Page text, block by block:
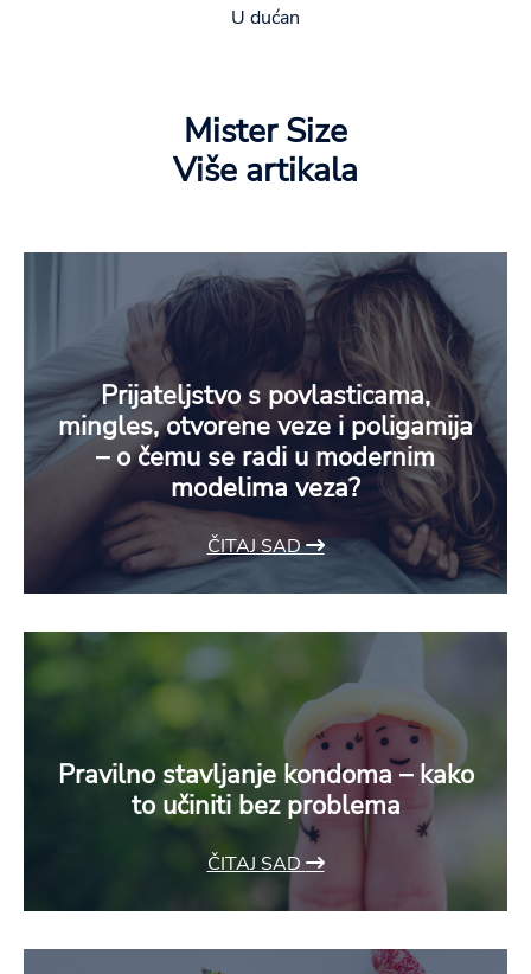
U dućan
Mister Size
Više artikala
Prijateljstvo s povlasticama,
mingles, otvorene veze i poligamija
– o čemu se radi u modernim
modelima veza?
ČITAJ SAD
Pravilno stavljanje kondoma – kako
to učiniti bez problema
ČITAJ SAD